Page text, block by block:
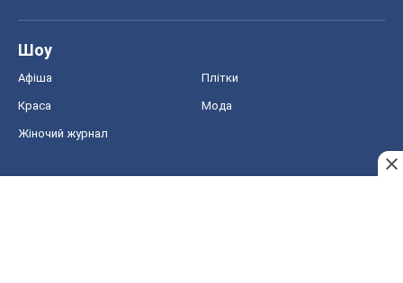
Шоу
Афіша Плітки
Краса Мода
Жіночий журнал